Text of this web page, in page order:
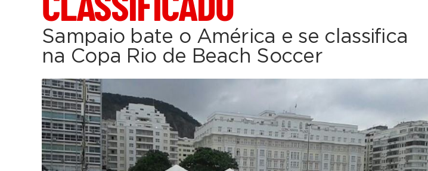
Sampaio bate o América e se classifica
na Copa Rio de Beach Soccer